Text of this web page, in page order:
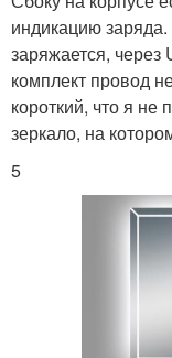
индикацию
заряжается,
комплект провод
короткий, что я не
зеркало, на
5